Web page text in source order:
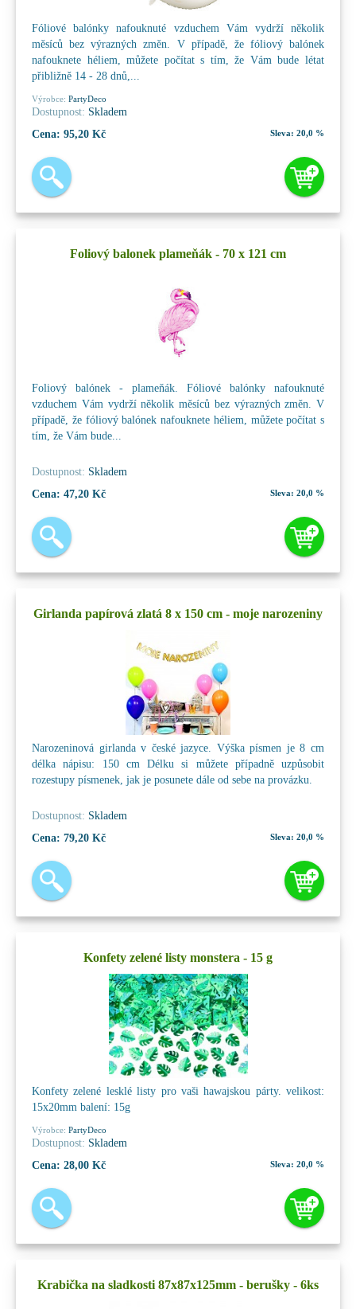
Fóliové balónky nafouknuté vzduchem Vám vydrží několik
měsíců bez výrazných změn. V případě, že fóliový balónek
nafouknete héliem, můžete počítat s tím, že Vám bude létat
přibližně 14 - 28 dnů,...
Výrobce: PartyDeco
Dostupnost: Skladem
Cena: 95,20 Kč Sleva: 20,0 %
Foliový balonek plameňák - 70 x 121 cm
Foliový balónek - plameňák. Fóliové balónky nafouknuté
vzduchem Vám vydrží několik měsíců bez výrazných změn. V
případě, že fóliový balónek nafouknete héliem, můžete počítat s
tím, že Vám bude...
Dostupnost: Skladem
Cena: 47,20 Kč Sleva: 20,0 %
Girlanda papírová zlatá 8 x 150 cm - moje narozeniny
Narozeninová girlanda v české jazyce. Výška písmen je 8 cm
délka nápisu: 150 cm Délku si můžete případně uzpůsobit
rozestupy písmenek, jak je posunete dále od sebe na provázku.
Dostupnost: Skladem
Cena: 79,20 Kč Sleva: 20,0 %
Konfety zelené listy monstera - 15 g
Konfety zelené lesklé listy pro vaši hawajskou párty. velikost:
15x20mm balení: 15g
Výrobce: PartyDeco
Dostupnost: Skladem
Cena: 28,00 Kč Sleva: 20,0 %
Krabička na sladkosti 87x87x125mm - berušky - 6ks